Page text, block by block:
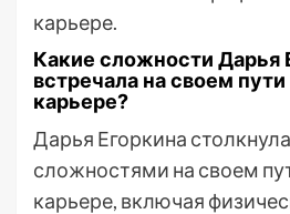
карьере.
Какие сложности Дарья
встречала на своем
карьере?
Дарья Егоркина
сложностями на своем
карьере, включая